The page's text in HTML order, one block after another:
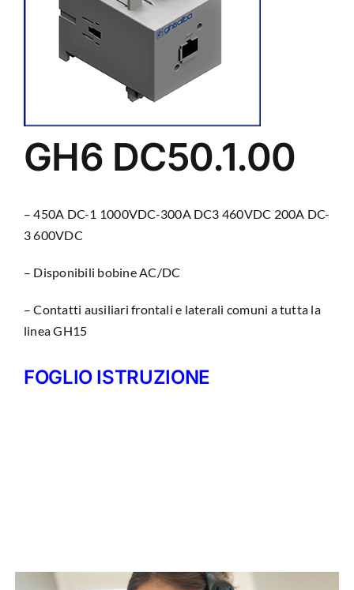
GH6 DC50.1.00
– 450A DC-1 1000VDC-300A DC3 460VDC 200A DC-
3 600VDC
– Disponibili bobine AC/DC
– Contatti ausiliari frontali e laterali comuni a tutta la
linea GH15
FOGLIO ISTRUZIONE